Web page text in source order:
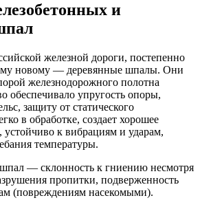
и
железной дороги, постепенно
новому — деревянные шпалы. Они
железнодорожного полотна
обеспечивало упругость опоры,
защиту от статического
в обработке, создает хорошее
к вибрациям и ударам,
температуры.
— склонность к гниению несмотря
пропитки, подверженность
(повреждениям насекомыми).